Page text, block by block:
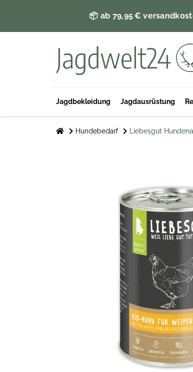
📦 ab 79,95 €
Jagdbekleidung Jagdausrüstung
Hundebedarf Liebesgut